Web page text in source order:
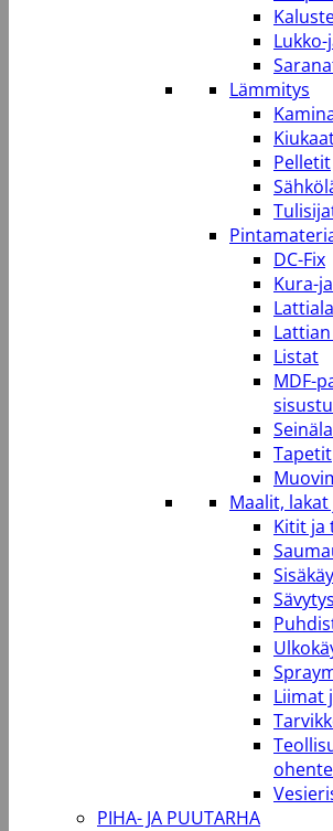
Lämmitys
Pelletit
DC-Fix
Kura-
Listat
MDF-
Tapetit
Maalit,
Kitit ja
Sävytys
Liimat
PIHA- JA PUUTARHA